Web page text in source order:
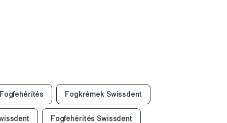
Fogfehérítés Fogkrémek Swissdent
Fogfehérítés Swissdent